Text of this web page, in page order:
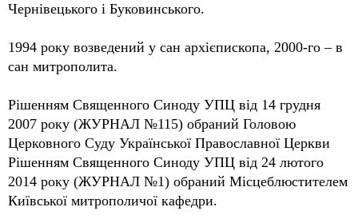
Чернівецького і Буковинського.
1994 року возведений у сан архієпископа, 2000-го – в
сан митрополита.
Рішенням Священного Синоду УПЦ від 14 грудня
2007 року (ЖУРНАЛ №115) обраний Головою
Церковного Суду Української Православної Церкви
Рішенням Священного Синоду УПЦ від 24 лютого
2014 року (ЖУРНАЛ №1) обраний Місцеблюстителем
Київської митрополичої кафедри.